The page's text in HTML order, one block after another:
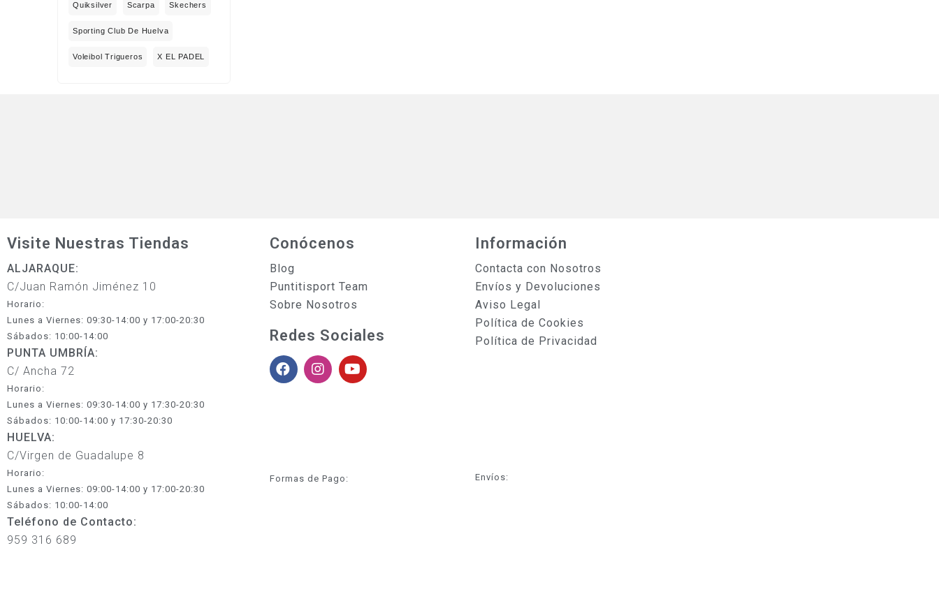
Quiksilver Scarpa Skechers
Sporting Club De Huelva
Voleibol Trigueros X EL PADEL
Visite Nuestras Tiendas
ALJARAQUE:
C/Juan Ramón Jiménez 10
Horario:
Lunes a Viernes: 09:30-14:00 y 17:00-20:30
Sábados: 10:00-14:00
PUNTA UMBRÍA:
C/ Ancha 72
Horario:
Lunes a Viernes: 09:30-14:00 y 17:30-20:30
Sábados: 10:00-14:00 y 17:30-20:30
HUELVA:
C/Virgen de Guadalupe 8
Horario:
Lunes a Viernes: 09:00-14:00 y 17:00-20:30
Sábados: 10:00-14:00
Teléfono de Contacto:
959 316 689
Conócenos
Blog
Puntitisport Team
Sobre Nosotros
Redes Sociales
Formas de Pago:
Información
Contacta con Nosotros
Envíos y Devoluciones
Aviso Legal
Política de Cookies
Política de Privacidad
Envíos: